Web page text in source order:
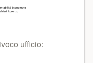
ufficio: